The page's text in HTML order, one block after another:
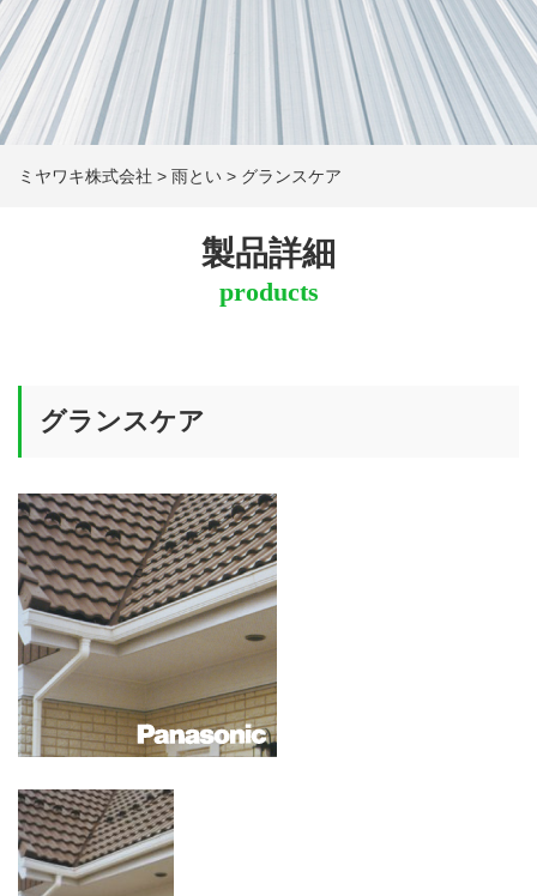
ミヤワキ株式会社 > 雨とい > グランスケア
製品詳細
products
グランスケア